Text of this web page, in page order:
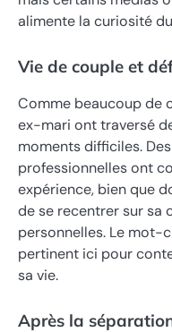
alimente la curiosité
Vie de couple et
Comme beaucoup de
ex-mari ont traversé
moments difficiles.
professionnelles ont
expérience, bien que
de se recentrer sur sa
personnelles. Le mot-
pertinent ici pour
sa vie.
Après la